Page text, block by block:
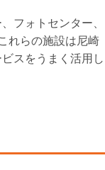
フォトセンター、
れらの施設は尼崎
スをうまく活用し